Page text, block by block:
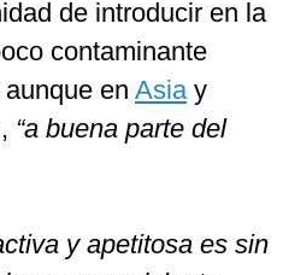
de introducir en la
contaminante
en Asiay
“a buena parte del
y apetitosa es sin